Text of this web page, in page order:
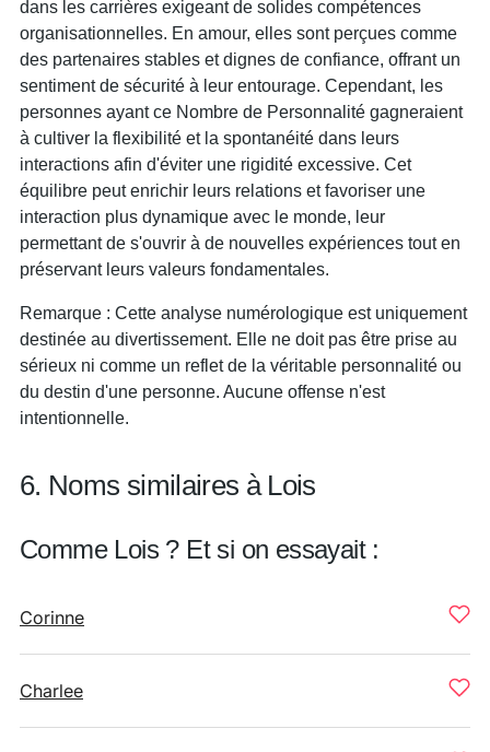
dans les carrières exigeant de solides compétences
organisationnelles. En amour, elles sont perçues comme
des partenaires stables et dignes de confiance, offrant un
sentiment de sécurité à leur entourage. Cependant, les
personnes ayant ce Nombre de Personnalité gagneraient
à cultiver la flexibilité et la spontanéité dans leurs
interactions afin d'éviter une rigidité excessive. Cet
équilibre peut enrichir leurs relations et favoriser une
interaction plus dynamique avec le monde, leur
permettant de s'ouvrir à de nouvelles expériences tout en
préservant leurs valeurs fondamentales.
Remarque : Cette analyse numérologique est uniquement
destinée au divertissement. Elle ne doit pas être prise au
sérieux ni comme un reflet de la véritable personnalité ou
du destin d'une personne. Aucune offense n'est
intentionnelle.
6. Noms similaires à Lois
Comme Lois ? Et si on essayait :
Corinne
Charlee